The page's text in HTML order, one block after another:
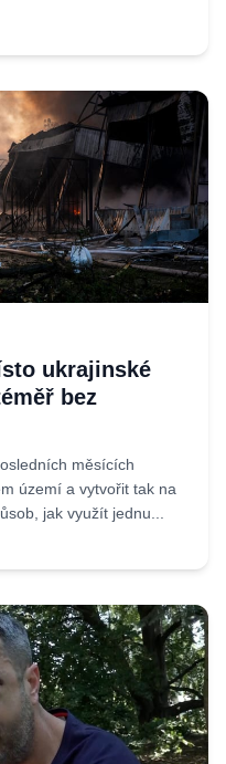
ukrajinské
bez
měsících
území a vytvořit tak na
jak využít jednu...